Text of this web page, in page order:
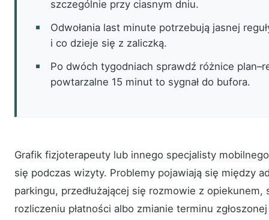
szczególnie przy ciasnym dniu.
Odwołania last minute potrzebują jasnej
i co dzieje się z zaliczką.
Po dwóch tygodniach sprawdź różnice
powtarzalne 15 minut to sygnał do bufora.
Grafik fizjoterapeuty lub innego specjalisty
się podczas wizyty. Problemy pojawiają się między
parkingu, przedłużającej się rozmowie z opiekunem,
rozliczeniu płatności albo zmianie terminu